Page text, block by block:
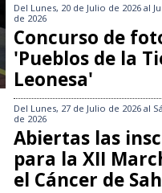
Del Lunes, 20 de Julio de 2026 al
de 2026
Concurso de
'Pueblos de la
Leonesa'
Del Lunes, 27 de Julio de 2026 al
de 2026
Abiertas las
para la XII
el Cáncer de